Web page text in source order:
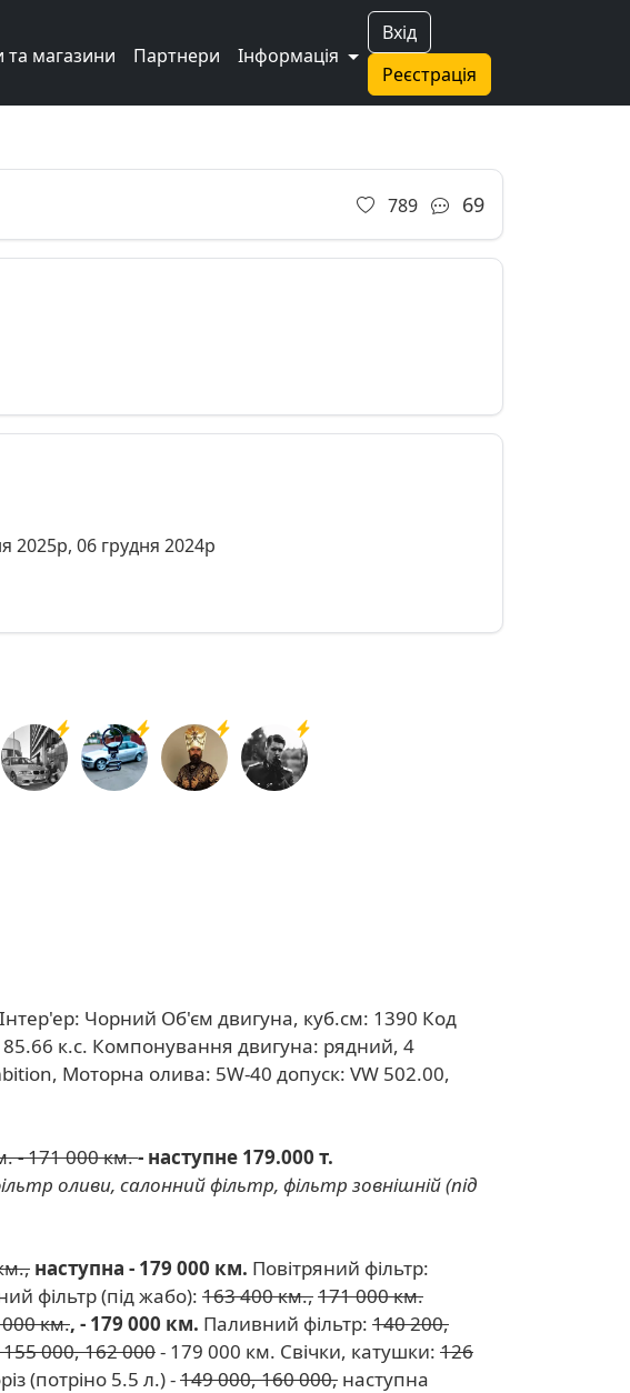
Вхід
Реєстрація
та магазини Партнери Інформація
789 69
2025р, 06 грудня 2024р
Чорний Об'єм двигуна, куб.см: 1390 Код
85.66 к.с. Компонування двигуна: рядний, 4
Моторна олива: 5W-40 допуск: VW 502.00,
-171 000 км.- наступне 179.000 т.
оливи, салонний фільтр, фільтр зовнішній (під
наступна - 179 000 км. Повітряний фільтр:
фільтр (під жабо): 163 400 км.,171 000 км.
км., - 179 000 км. Паливний фільтр: 140 200,
000, 162 000- 179 000 км. Свічки, катушки: 126
(потріно 5.5 л.) -149 000, 160 000, наступна